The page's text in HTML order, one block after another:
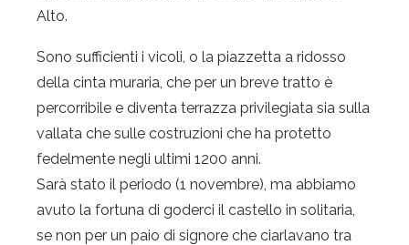
Alto.
Sono sufficienti i vicoli, o la piazzetta a ridosso
della cinta muraria, che per un breve tratto è
percorribile e diventa terrazza privilegiata sia sulla
vallata che sulle costruzioni che ha protetto
fedelmente negli ultimi 1200 anni.
Sarà stato il periodo (1 novembre), ma abbiamo
avuto la fortuna di goderci il castello in solitaria,
se non per un paio di signore che ciarlavano tra